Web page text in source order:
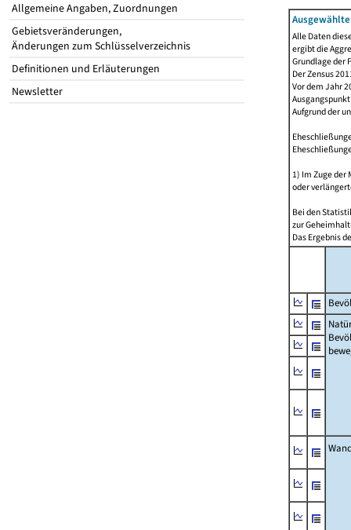
Allgemeine Angaben, Zuordnungen
Gebietsveränderungen,
Änderungen zum Schlüsselverzeichnis
Definitionen und Erläuterungen
Newsletter
Alle Daten
ergibt die
Grundlage der
Der Zensus
Vor dem Jahr
Aufgrund der
1) Im Zuge
oder
Bei den
zur
Das Ergebnis